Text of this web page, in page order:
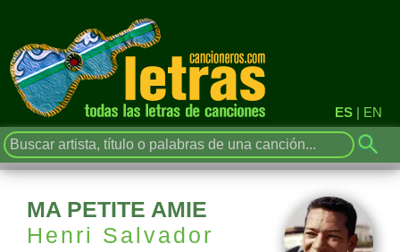
ES | EN
MA PETITE AMIE
Henri Salvador